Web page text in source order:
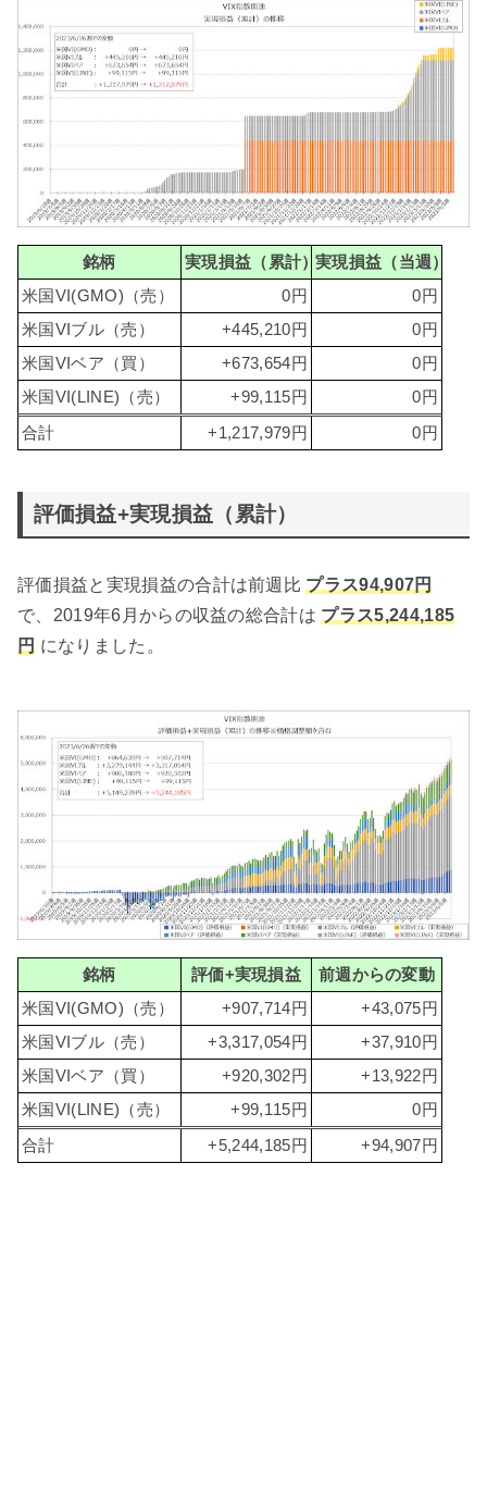
銘柄 実現損益（累計）実現損益（当週）
米国VI(GMO)（売）
0円
0円
米国VIブル（売）
+445,210円
0円
米国VIベア（買）
+673,654円
0円
米国VI(LINE)（売）
+99,115円 0円
合計 +1,217,979円 0円
評価損益+実現損益（累計）
評価損益と実現損益の合計は前週比 プラス94,907円
で、2019年6月からの収益の総合計は プラス5,244,185
円 になりました。
銘柄 評価+実現損益
前週からの変動
米国VI(GMO)（売）
+907,714円
+43,075円
米国VIブル（売）
+3,317,054円
+37,910円
米国VIベア（買）
+920,302円
+13,922円
米国VI(LINE)（売）
+99,115円 0円
合計 +5,244,185円 +94,907円